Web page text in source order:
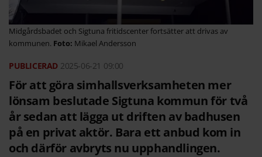
Midgårdsbadet och Sigtuna fritidscenter fortsätter att drivas av
kommunen.
Mikael Andersson
2025-06-21 09:00
För att göra simhallsverksamheten mer
lönsam beslutade Sigtuna kommun för två
år sedan att lägga ut driften av badhusen
på en privat aktör. Bara ett anbud kom in
och därför avbryts nu upphandlingen.